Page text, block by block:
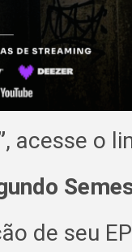
, acesse o
de seu